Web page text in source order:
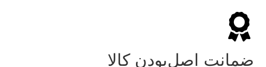
ضمانت اصل‌بودن کالا